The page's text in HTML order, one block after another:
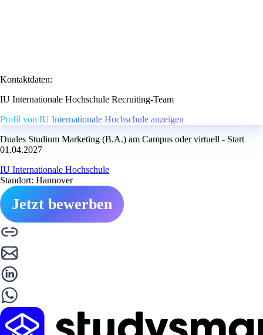
Kontaktdaten:
IU Internationale Hochschule Recruiting-Team
Profil von IU Internationale Hochschule anzeigen
Duales Studium Marketing (B.A.) am Campus oder virtuell - Start
01.04.2027
IU Internationale Hochschule
Standort: Hannover
Jetzt bewerben